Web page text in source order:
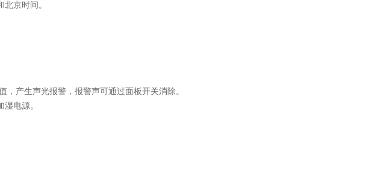
京时间。
产生声光报警，报警声可通过面板开关消除。
电源。